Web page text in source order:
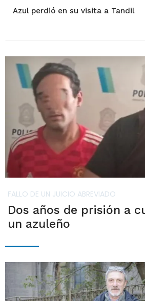
Azul perdió en su visita a Tandil
FALLO DE UN JUICIO ABREVIADO
Dos años de prisión a
un azuleño